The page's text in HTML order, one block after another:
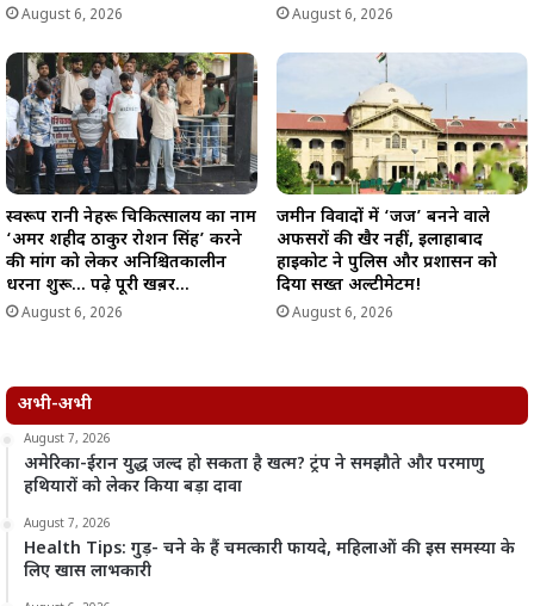
August 6, 2026 August 6, 2026
स्वरूप रानी नेहरू चिकित्सालय का नाम
‘अमर शहीद ठाकुर रोशन सिंह’ करने
की मांग को लेकर अनिश्चितकालीन
धरना शुरू… पढ़े पूरी खब़र…
August 6, 2026
जमीन विवादों में ‘जज’ बनने वाले
अफसरों की खैर नहीं, इलाहाबाद
हाईकोर्ट ने पुलिस और प्रशासन को
दिया सख्त अल्टीमेटम!
August 6, 2026
अभी-अभी
August 7, 2026
अमेरिका-ईरान युद्ध जल्द हो सकता है खत्म? ट्रंप ने समझौते और परमाणु
हथियारों को लेकर किया बड़ा दावा
August 7, 2026
Health Tips: गुड़- चने के हैं चमत्कारी फायदे, महिलाओं की इस समस्या के
लिए खास लाभकारी